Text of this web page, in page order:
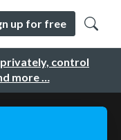
control
more …
up for free